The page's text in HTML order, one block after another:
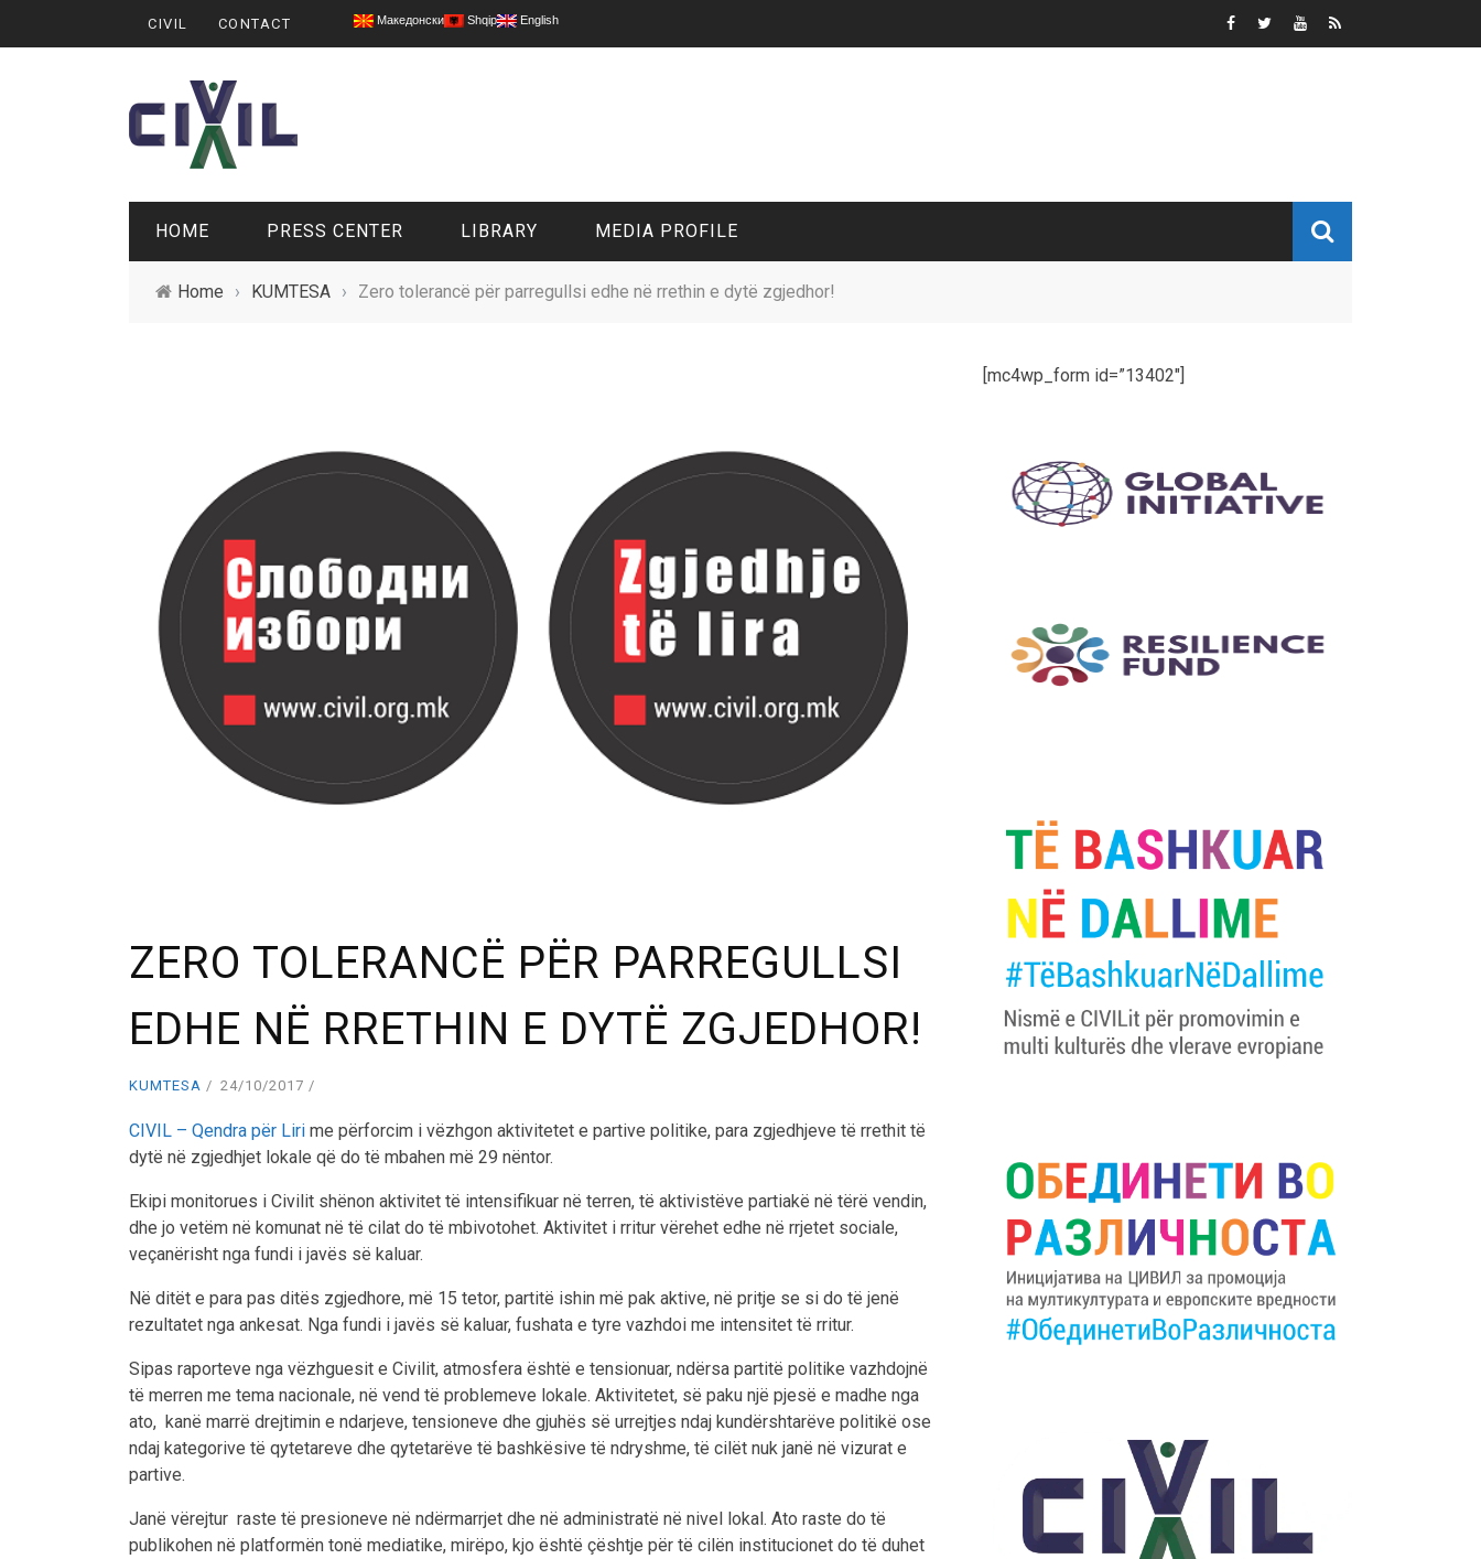
CIVIL CONTACT Македонски Shqip English
HOME PRESS CENTER LIBRARY MEDIA PROFILE
Home › KUMTESA › Zero tolerancë për parregullsi edhe në rrethin e dytë zgjedhor!
ZERO TOLERANCË PËR PARREGULLSI
EDHE NË RRETHIN E DYTË ZGJEDHOR!
KUMTESA 24/10/2017
CIVIL – Qendra për Liri me përforcim i vëzhgon aktivitetet e partive politike, para zgjedhjeve të rrethit të
dytë në zgjedhjet lokale që do të mbahen më 29 nëntor.
Ekipi monitorues i Civilit shënon aktivitet të intensifikuar në terren, të aktivistëve partiakë në tërë vendin,
dhe jo vetëm në komunat në të cilat do të mbivotohet. Aktivitet i rritur vërehet edhe në rrjetet sociale,
veçanërisht nga fundi i javës së kaluar.
Në ditët e para pas ditës zgjedhore, më 15 tetor, partitë ishin më pak aktive, në pritje se si do të jenë
rezultatet nga ankesat. Nga fundi i javës së kaluar, fushata e tyre vazhdoi me intensitet të rritur.
Sipas raporteve nga vëzhguesit e Civilit, atmosfera është e tensionuar, ndërsa partitë politike vazhdojnë
të merren me tema nacionale, në vend të problemeve lokale. Aktivitetet, së paku një pjesë e madhe nga
ato, kanë marrë drejtimin e ndarjeve, tensioneve dhe gjuhës së urrejtjes ndaj kundërshtarëve politikë ose
ndaj kategorive të qytetareve dhe qytetarëve të bashkësive të ndryshme, të cilët nuk janë në vizurat e
partive.
Janë vërejtur raste të presioneve në ndërmarrjet dhe në administratë në nivel lokal. Ato raste do të
publikohen në platformën tonë mediatike, mirëpo, kjo është çështje për të cilën institucionet do të duhet
[mc4wp_form id=”13402″]